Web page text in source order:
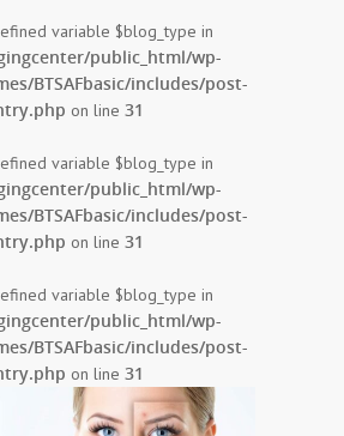
variable $blog_type in
public_html/wp-
BTSAFbasic/includes/post-
on line 31
variable $blog_type in
public_html/wp-
BTSAFbasic/includes/post-
on line 31
variable $blog_type in
public_html/wp-
BTSAFbasic/includes/post-
on line 31